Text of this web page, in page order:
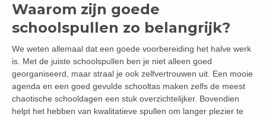
Waarom zijn goede
schoolspullen zo belangrijk?
We weten allemaal dat een goede voorbereiding het halve werk
is. Met de juiste schoolspullen ben je niet alleen goed
georganiseerd, maar straal je ook zelfvertrouwen uit. Een mooie
agenda en een goed gevulde schooltas maken zelfs de meest
chaotische schooldagen een stuk overzichtelijker. Bovendien
helpt het hebben van kwalitatieve spullen om langer plezier te